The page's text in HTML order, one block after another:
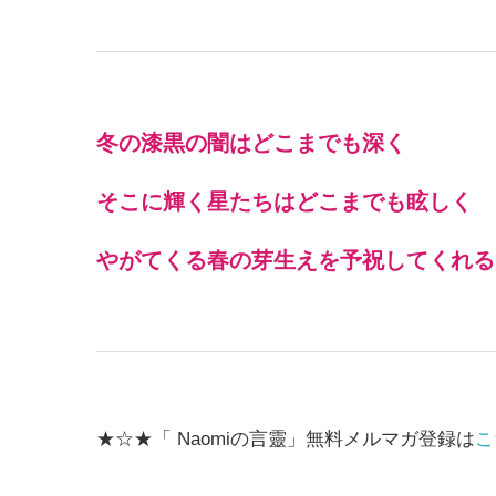
冬の漆黒の闇はどこまでも深く
そこに輝く星たちはどこまでも眩しく
やがてくる春の芽生えを予祝してくれる
★☆★「 Naomiの言靈」無料メルマガ登録は